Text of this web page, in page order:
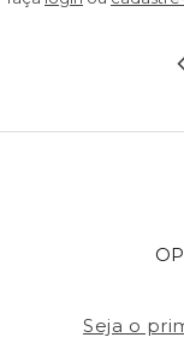
Seja o